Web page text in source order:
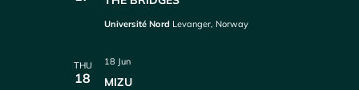
Université Nord Levanger, Norway
THU
18 MIZU
18 Jun